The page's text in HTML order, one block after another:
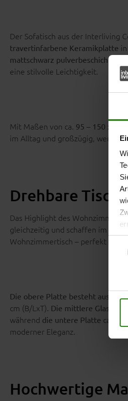
Der Sofatisch aus der Interliving
travertinfarbene Keramikplatte
mattschwarz pulverbeschichtete
eine stilvolle Leichtigkeit.
Mit Maßen von ca. 95 – 150 x 43
im Alltag und großzügig, wenn
Drehbare
Das Highlight des
gleichzeitig und schaffen im
Wohnzimmertisch – perfekt für
Die obere Platte besteht aus ca.
cm (B/LxT). Die mittlere Glasplatte
während die untere Platte ca. 40
moderner Eleganz.
Hochwertige